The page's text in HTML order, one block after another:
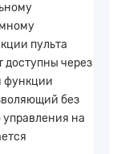
пульта
доступны через
функции
без
управления на